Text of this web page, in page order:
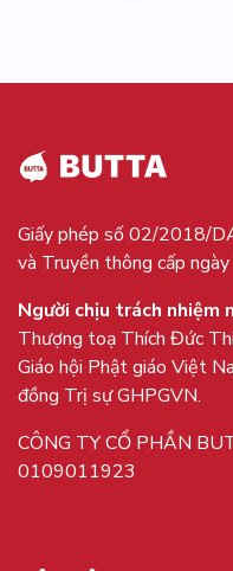
Giấy phép số 02/2018/
và Truyền thông cấp
Người chịu trách nhiệm
Thượng toạ Thích Đức
Giáo hội Phật giáo Việt
đồng Trị sự GHPGVN.
CÔNG TY CỔ PHẦN
0109011923